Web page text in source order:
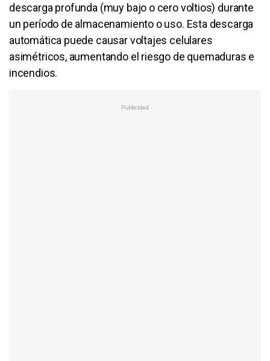
descarga profunda (muy bajo o cero voltios) durante
un período de almacenamiento o uso. Esta descarga
automática puede causar voltajes celulares
asimétricos, aumentando el riesgo de quemaduras e
incendios.